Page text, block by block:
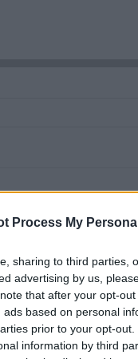
Process My
sharing to third parties,
advertising by us,
that after your opt-
based on personal
prior to your opt-
information by third